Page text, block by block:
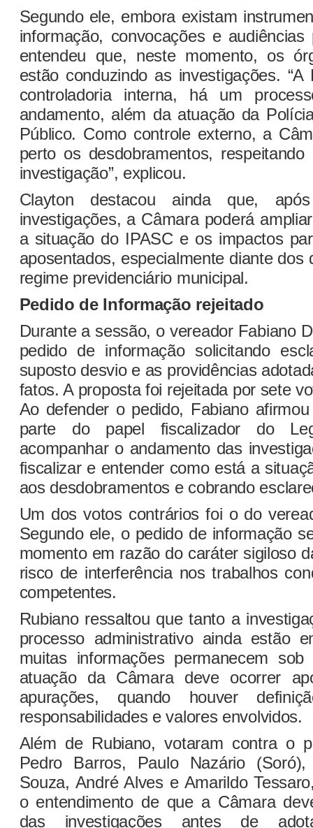
Segundo ele, embora existam
informação, convocações e
entendeu que, neste momento, os
estão conduzindo as investigações.
controladoria interna, há um
andamento, além da atuação da
Público. Como controle externo, a
perto os desdobramentos,
investigação”, explicou.
Clayton destacou ainda que,
investigações, a Câmara poderá
a situação do IPASC e os impactos
aposentados, especialmente diante dos
regime previdenciário municipal.
Pedido de Informação rejeitado
Durante a sessão, o vereador Fabiano
pedido de informação solicitando
suposto desvio e as providências
fatos. A proposta foi rejeitada por sete
Ao defender o pedido, Fabiano
parte do papel fiscalizador do
acompanhar o andamento das
fiscalizar e entender como está a
aos desdobramentos e cobrando
Um dos votos contrários foi o do
Segundo ele, o pedido de informação
momento em razão do caráter sigiloso
risco de interferência nos trabalhos
competentes.
Rubiano ressaltou que tanto a
processo administrativo ainda estão
muitas informações permanecem
atuação da Câmara deve ocorrer
apurações, quando houver
responsabilidades e valores envolvidos.
Além de Rubiano, votaram contra o
Pedro Barros, Paulo Nazário
Souza, André Alves e Amarildo
o entendimento de que a Câmara
das investigações antes de